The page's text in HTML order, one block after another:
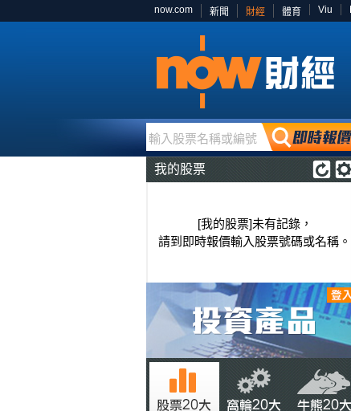
now.com 新聞 財經 體育 Viu
輸入股票名稱或編號
我的股票
[我的股票]未有記錄，
請到即時報價輸入股票號碼或名稱。